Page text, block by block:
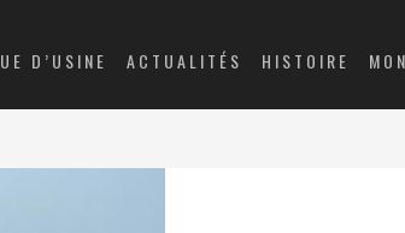
D’USINE ACTUALITÉS HISTOIRE